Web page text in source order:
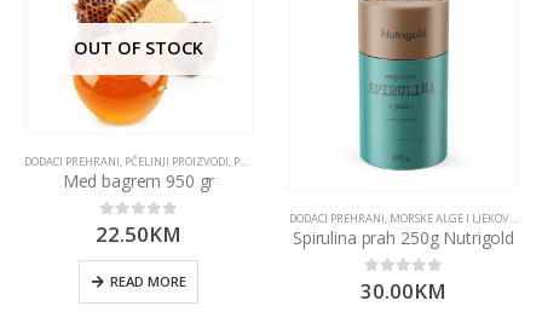
OUT OF STOCK
DODACI PREHRANI, PČELINJI PROIZVODI, PROIZVODI
Med bagrem 950 gr
0out of 5
22.50KM
READ MORE
DODACI PREHRANI, MORSKE ALGE I LJEKOVITE GLJIVE
Spirulina prah 250g Nutrigold
0 out of 5
30.00KM